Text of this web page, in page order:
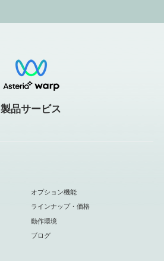
製品サービス
オプション機能
ラインナップ・価格
動作環境
ブログ